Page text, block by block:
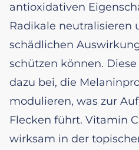
antioxidativen
Radikale neutralisieren
schädlichen
schützen können.
dazu bei, die
modulieren, was zur
Flecken führt. Vitamin
wirksam in der